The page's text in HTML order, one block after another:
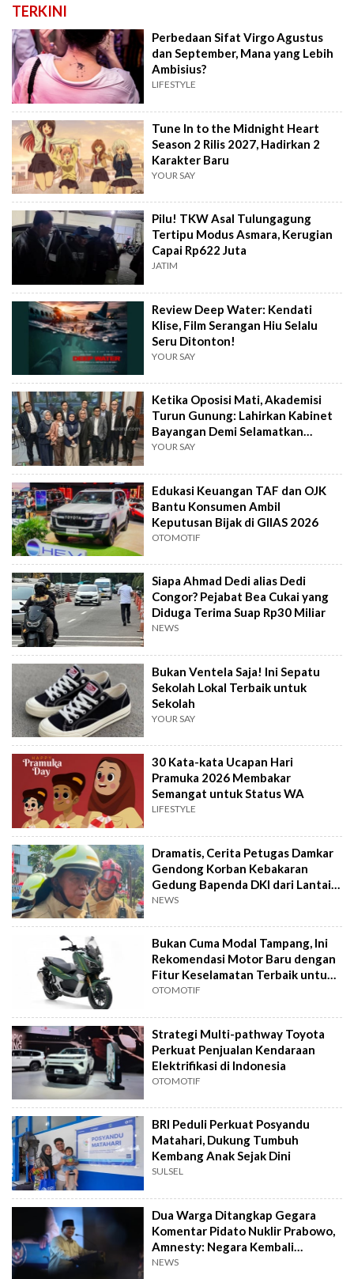
TERKINI
Perbedaan Sifat Virgo Agustus
dan September, Mana yang Lebih
Ambisius?
LIFESTYLE
Tune In to the Midnight Heart
Season 2 Rilis 2027, Hadirkan 2
Karakter Baru
YOUR SAY
Pilu! TKW Asal Tulungagung
Tertipu Modus Asmara, Kerugian
Capai Rp622 Juta
JATIM
Review Deep Water: Kendati
Klise, Film Serangan Hiu Selalu
Seru Ditonton!
YOUR SAY
Ketika Oposisi Mati, Akademisi
Turun Gunung: Lahirkan Kabinet
Bayangan Demi Selamatkan
Demokrasi
YOUR SAY
Edukasi Keuangan TAF dan OJK
Bantu Konsumen Ambil
Keputusan Bijak di GIIAS 2026
OTOMOTIF
Siapa Ahmad Dedi alias Dedi
Congor? Pejabat Bea Cukai yang
Diduga Terima Suap Rp30 Miliar
NEWS
Bukan Ventela Saja! Ini Sepatu
Sekolah Lokal Terbaik untuk
Sekolah
YOUR SAY
30 Kata-kata Ucapan Hari
Pramuka 2026 Membakar
Semangat untuk Status WA
LIFESTYLE
Dramatis, Cerita Petugas Damkar
Gendong Korban Kebakaran
Gedung Bapenda DKI dari Lantai
16
NEWS
Bukan Cuma Modal Tampang, Ini
Rekomendasi Motor Baru dengan
Fitur Keselamatan Terbaik untuk
Harian
OTOMOTIF
Strategi Multi-pathway Toyota
Perkuat Penjualan Kendaraan
Elektrifikasi di Indonesia
OTOMOTIF
BRI Peduli Perkuat Posyandu
Matahari, Dukung Tumbuh
Kembang Anak Sejak Dini
SULSEL
Dua Warga Ditangkap Gegara
Komentar Pidato Nuklir Prabowo,
Amnesty: Negara Kembali
Represif
NEWS